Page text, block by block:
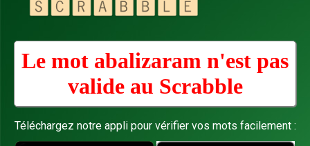
Le mot abalizaram n'est pas
valide au Scrabble
Téléchargez notre appli pour vérifier vos mots facilement :